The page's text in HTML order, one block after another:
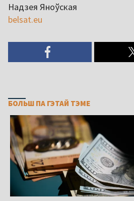
Надзея Яноўская
belsat.eu
БОЛЬШ ПА ГЭТАЙ ТЭМЕ